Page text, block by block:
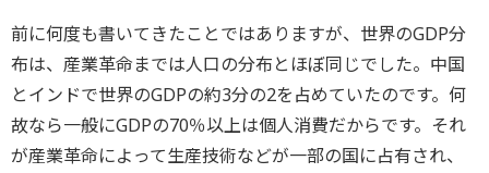
前に何度も書いてきたことではありますが、世界のGDP分
布は、産業革命までは人口の分布とほぼ同じでした。中国
とインドで世界のGDPの約3分の2を占めていたのです。何
故なら一般にGDPの70％以上は個人消費だからです。それ
が産業革命によって生産技術などが一部の国に占有され、